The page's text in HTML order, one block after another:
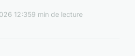
12:359 min de lecture